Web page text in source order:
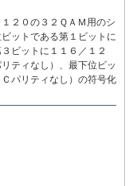
２０の３２ＱＡＭ用のシ
ットである第１ビットに
ビットに１１６／１２
ティなし）、最下位ビッ
パリティなし）の符号化